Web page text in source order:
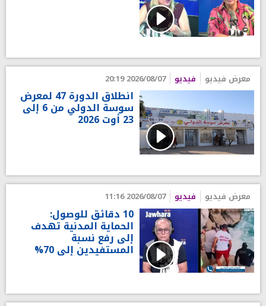
معرض فيديو فيديو 2026/08/07 20:19
انطلاق الدورة 47 لمعرض
سوسة الدولي من 6 إلى
23 أوت 2026
معرض فيديو فيديو 2026/08/07 11:16
10 دقائق للوصول:
الحماية المدنية تهدف
إلى رفع نسبة
المستفيدين إلى 70%